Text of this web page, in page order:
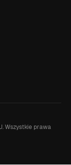
Wszystkie prawa